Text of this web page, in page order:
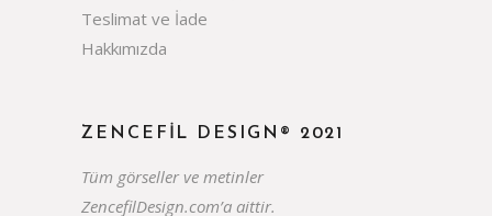
Teslimat ve İade
Hakkımızda
ZENCEFIL DESIGN® 2021
Tüm görseller ve metinler
ZencefilDesign.com’a aittir.